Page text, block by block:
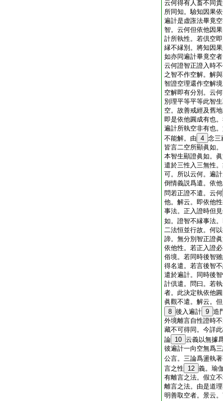
云何得有人畜不同
所同知。驗知因果
遍計是虚誑法畢竟
智。云何但依他因
計所執性。若倶空
縁不縁別。將知因
如亦同遍計畢竟空
云何證智正證入時
之智不作空解。解
智證空理還作空解
空解即有分別。云
別理平等平等此智
空。故善戒經及舊
即是依他圓成有也
遍計所執空非有也
不能解。由 4 念三
皆言二空所顯眞如
本智生顯證眞如。
遣於三性入三無性
可。所以云何。遍
倒情義説爲遣。依
問若正證不遣。云何
他。解云。即依他
事法。正入證時但
如。證智不縁事法
二法恒並行故。何
諦。無分別智正證
依他性。若正入證
俗境。若同時後智
得名遣。若言後智
遣於遍計。同時後
計倶遣。問曰。若
者。此決定執依他
眞觀不遣。解云。
8 後入遍計 9 造
外境離言自性證時
藏不可得同。今詳
論 10 云義以無據
彼遍計一向空無爲
公言。三論爲盪執
言之性
12 義。瑜
有離言之法。假立
離言之法。由是道
明善取空者。景云